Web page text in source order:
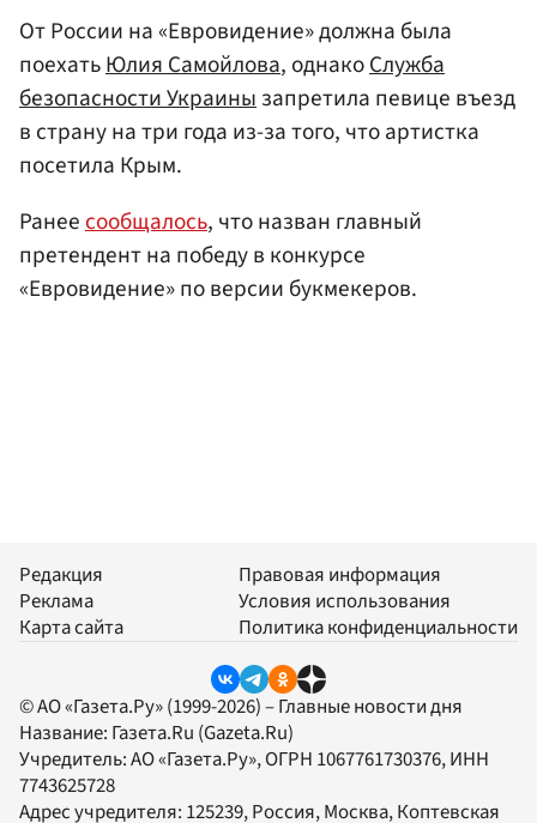
От России на «Евровидение» должна была
поехатьЮлия Самойлова, однакоСлужба
безопасности Украины запретила певице въезд
в страну на три года из-за того, что артистка
посетила Крым.
Ранеесообщалось, что назван главный
претендент на победу в конкурсе
«Евровидение» по версии букмекеров.
Редакция
Реклама
Карта сайта
Правовая информация
Условия использования
Политика конфиденциальности
© АО «Газета.Ру» (1999-2026) – Главные новости дня
Название: Газета.Ru (Gazeta.Ru)
Учредитель:АО «Газета.Ру», ОГРН 1067761730376, ИНН
7743625728
Адрес учредителя: 125239, Россия, Москва, Коптевская